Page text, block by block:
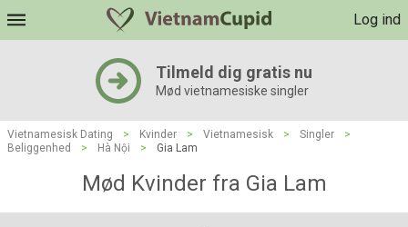
Log ind
Tilmeld dig gratis nu
Mød vietnamesiske singler
Vietnamesisk Dating > Kvinder > Vietnamesisk > Singler
>
Beliggenhed
> Hà Nội > Gia Lam
Mød Kvinder fra Gia Lam